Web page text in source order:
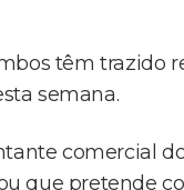
têm trazido
semana.
comercial
que pretende